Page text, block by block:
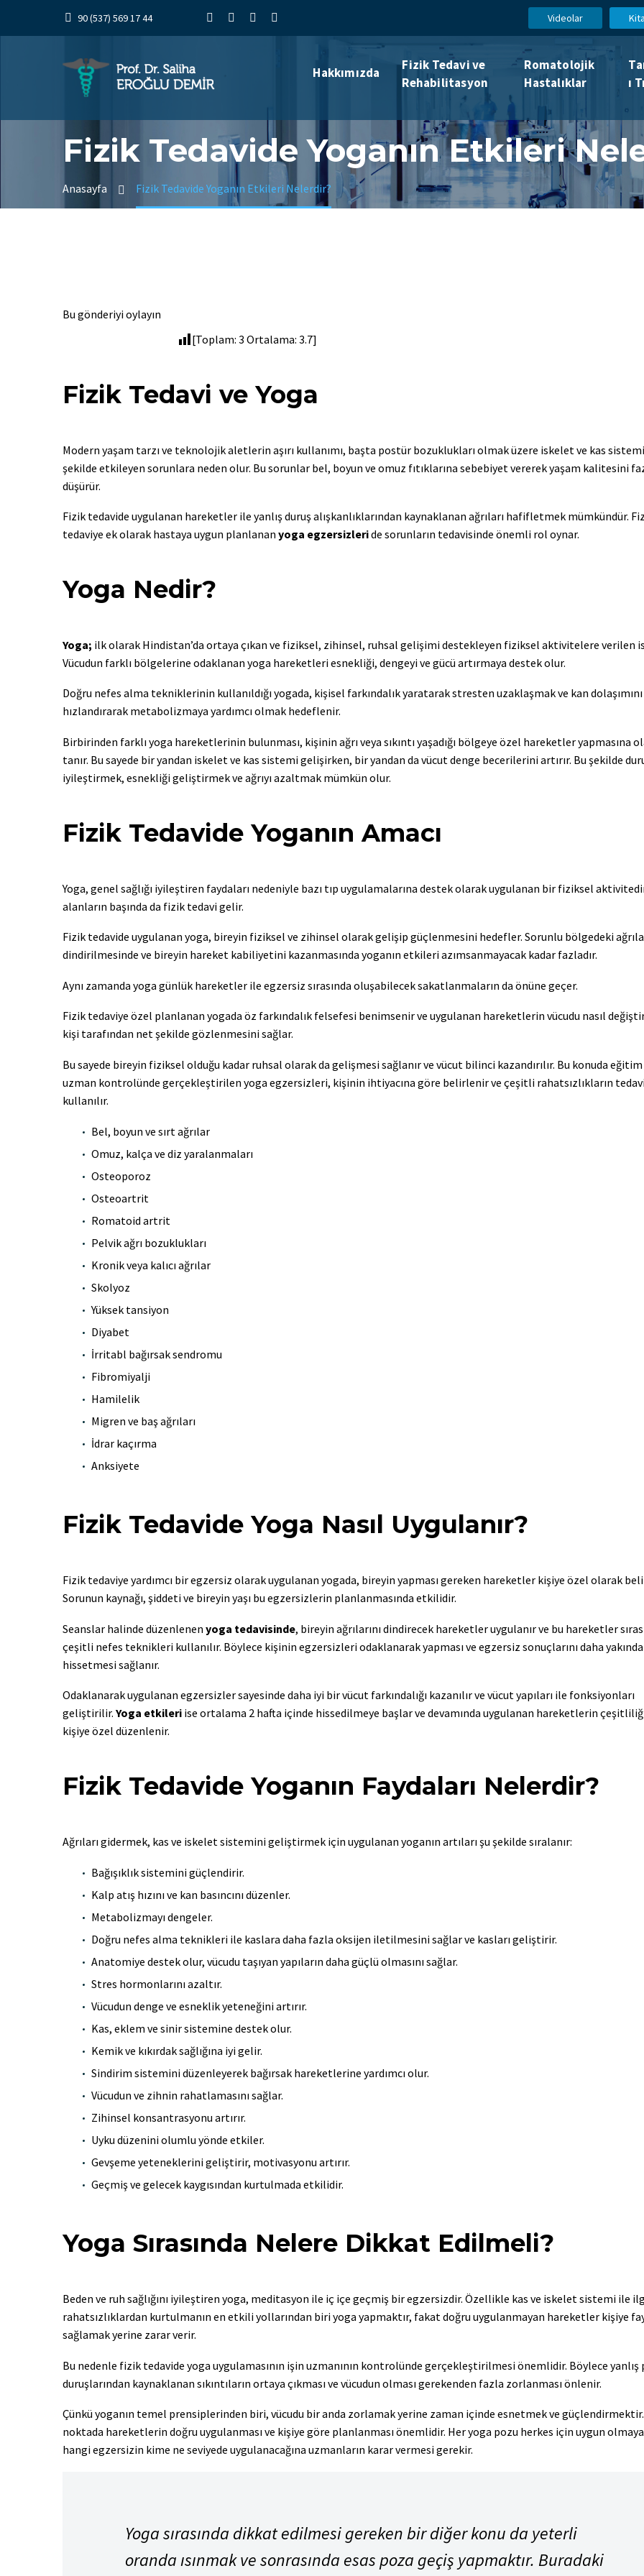
90 (537) 569 17 44 Videolar
Hakkımızda
Fizik Tedavi ve
Rehabilitasyon
Romatolojik
Hastalıklar
ı
Fizik Tedavide Yoganın Etkileri
Anasayfa Fizik Tedavide Yoganın Etkileri Nelerdir?
Bu gönderiyi oylayın
[Toplam: 3 Ortalama: 3.7]
Fizik Tedavi ve Yoga
Modern yaşam tarzı ve teknolojik aletlerin aşırı kullanımı, başta postür bozuklukları olmak üzere iskelet ve kas
şekilde etkileyen sorunlara neden olur. Bu sorunlar bel, boyun ve omuz fıtıklarına sebebiyet vererek yaşam kalitesini
düşürür.
Fizik tedavide uygulanan hareketler ile yanlış duruş alışkanlıklarından kaynaklanan ağrıları hafifletmek mümkündür.
tedaviye ek olarak hastaya uygun planlanan yoga egzersizleride sorunların tedavisinde önemli rol oynar.
Yoga Nedir?
Yoga; ilk olarak Hindistan’da ortaya çıkan ve fiziksel, zihinsel, ruhsal gelişimi destekleyen fiziksel aktivitelere verilen
Vücudun farklı bölgelerine odaklanan yoga hareketleri esnekliği, dengeyi ve gücü artırmaya destek olur.
Doğru nefes alma tekniklerinin kullanıldığı yogada, kişisel farkındalık yaratarak stresten uzaklaşmak ve kan dolaşımını
hızlandırarak metabolizmaya yardımcı olmak hedeflenir.
Birbirinden farklı yoga hareketlerinin bulunması, kişinin ağrı veya sıkıntı yaşadığı bölgeye özel hareketler yapmasına
tanır. Bu sayede bir yandan iskelet ve kas sistemi gelişirken, bir yandan da vücut denge becerilerini artırır. Bu şekilde
iyileştirmek, esnekliği geliştirmek ve ağrıyı azaltmak mümkün olur.
Fizik Tedavide Yoganın Amacı
Yoga, genel sağlığı iyileştiren faydaları nedeniyle bazı tıp uygulamalarına destek olarak uygulanan bir fiziksel
alanların başında da fizik tedavi gelir.
Fizik tedavide uygulanan yoga, bireyin fiziksel ve zihinsel olarak gelişip güçlenmesini hedefler. Sorunlu bölgedeki
dindirilmesinde ve bireyin hareket kabiliyetini kazanmasında yoganın etkileri azımsanmayacak kadar fazladır.
Aynı zamanda yoga günlük hareketler ile egzersiz sırasında oluşabilecek sakatlanmaların da önüne geçer.
Fizik tedaviye özel planlanan yogada öz farkındalık felsefesi benimsenir ve uygulanan hareketlerin vücudu nasıl
kişi tarafından net şekilde gözlenmesini sağlar.
Bu sayede bireyin fiziksel olduğu kadar ruhsal olarak da gelişmesi sağlanır ve vücut bilinci kazandırılır. Bu konuda eğitim
uzman kontrolünde gerçekleştirilen yoga egzersizleri, kişinin ihtiyacına göre belirlenir ve çeşitli rahatsızlıkların
kullanılır.
Bel, boyun ve sırt ağrılar
Omuz, kalça ve diz yaralanmaları
Osteoporoz
Osteoartrit
Romatoid artrit
Pelvik ağrı bozuklukları
Kronik veya kalıcı ağrılar
Skolyoz
Yüksek tansiyon
Diyabet
İrritabl bağırsak sendromu
Fibromiyalji
Hamilelik
Migren ve baş ağrıları
İdrar kaçırma
Anksiyete
Fizik Tedavide Yoga Nasıl Uygulanır?
Fizik tedaviye yardımcı bir egzersiz olarak uygulanan yogada, bireyin yapması gereken hareketler kişiye özel olarak
Sorunun kaynağı, şiddeti ve bireyin yaşı bu egzersizlerin planlanmasında etkilidir.
Seanslar halinde düzenlenen yoga tedavisinde, bireyin ağrılarını dindirecek hareketler uygulanır ve bu hareketler
çeşitli nefes teknikleri kullanılır. Böylece kişinin egzersizleri odaklanarak yapması ve egzersiz sonuçlarını daha
hissetmesi sağlanır.
Odaklanarak uygulanan egzersizler sayesinde daha iyi bir vücut farkındalığı kazanılır ve vücut yapıları ile fonksiyonları
geliştirilir. Yoga etkileri ise ortalama 2 hafta içinde hissedilmeye başlar ve devamında uygulanan hareketlerin
kişiye özel düzenlenir.
Fizik Tedavide Yoganın Faydaları Nelerdir?
Ağrıları gidermek, kas ve iskelet sistemini geliştirmek için uygulanan yoganın artıları şu şekilde sıralanır:
Bağışıklık sistemini güçlendirir.
Kalp atış hızını ve kan basıncını düzenler.
Metabolizmayı dengeler.
Doğru nefes alma teknikleri ile kaslara daha fazla oksijen iletilmesini sağlar ve kasları geliştirir.
Anatomiye destek olur, vücudu taşıyan yapıların daha güçlü olmasını sağlar.
Stres hormonlarını azaltır.
Vücudun denge ve esneklik yeteneğini artırır.
Kas, eklem ve sinir sistemine destek olur.
Kemik ve kıkırdak sağlığına iyi gelir.
Sindirim sistemini düzenleyerek bağırsak hareketlerine yardımcı olur.
Vücudun ve zihnin rahatlamasını sağlar.
Zihinsel konsantrasyonu artırır.
Uyku düzenini olumlu yönde etkiler.
Gevşeme yeteneklerini geliştirir, motivasyonu artırır.
Geçmiş ve gelecek kaygısından kurtulmada etkilidir.
Yoga Sırasında Nelere Dikkat Edilmeli?
Beden ve ruh sağlığını iyileştiren yoga, meditasyon ile iç içe geçmiş bir egzersizdir. Özellikle kas ve iskelet sistemi ile
rahatsızlıklardan kurtulmanın en etkili yollarından biri yoga yapmaktır, fakat doğru uygulanmayan hareketler kişiye
sağlamak yerine zarar verir.
Bu nedenle fizik tedavide yoga uygulamasının işin uzmanının kontrolünde gerçekleştirilmesi önemlidir. Böylece yanlış
duruşlarından kaynaklanan sıkıntıların ortaya çıkması ve vücudun olması gerekenden fazla zorlanması önlenir.
Çünkü yoganın temel prensiplerinden biri, vücudu bir anda zorlamak yerine zaman içinde esnetmek ve
noktada hareketlerin doğru uygulanması ve kişiye göre planlanması önemlidir. Her yoga pozu herkes için uygun
hangi egzersizin kime ne seviyede uygulanacağına uzmanların karar vermesi gerekir.
Yoga sırasında dikkat edilmesi gereken bir diğer konu da yeterli
oranda ısınmak ve sonrasında esas poza geçiş yapmaktır. Buradaki